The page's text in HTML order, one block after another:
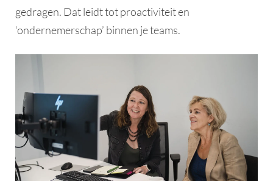
gedragen. Dat leidt tot proactiviteit en
‘ondernemerschap’ binnen je teams.